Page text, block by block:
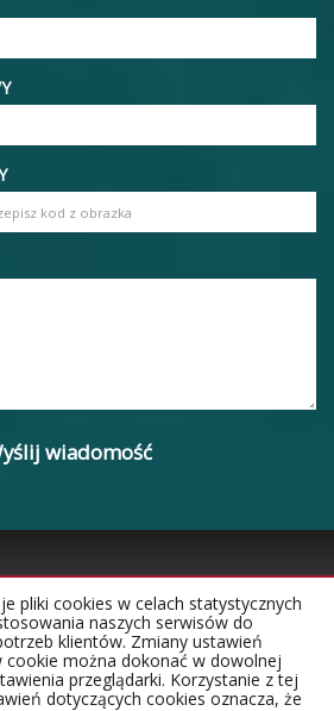
Kontakt
pliki cookies w celach statystycznych
naszych serwisów do
klientów. Zmiany ustawień
cookie można dokonać w dowolnej
przeglądarki. Korzystanie z tej
dotyczących cookies oznacza, że